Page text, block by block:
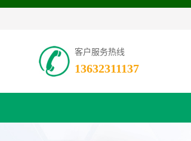
客户服务热线
13632311137